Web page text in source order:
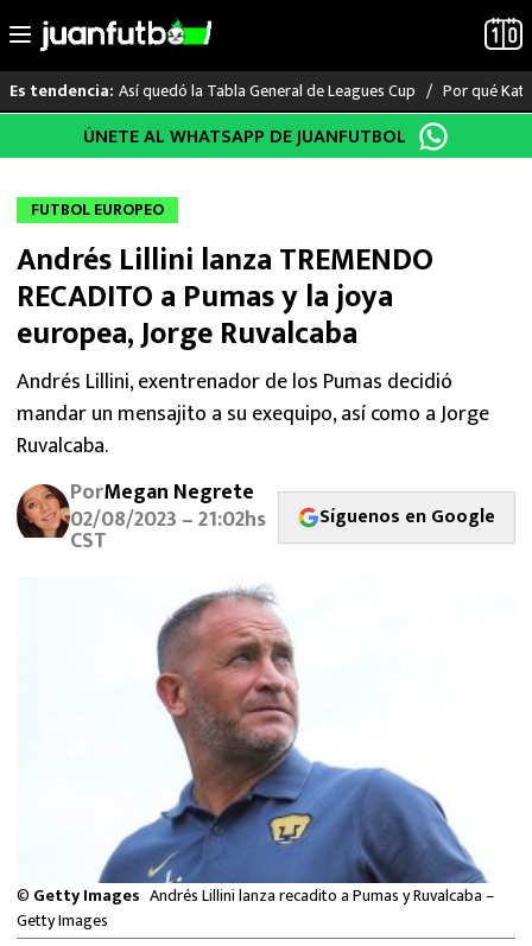
al
Es tendencia: Así quedó la Tabla General de Leagues Cup Por qué
LO ÚLTIMO
LIGA MX
RAYADOS
PUMAS
ATLANTE
SELECCIÓN MEXICANA
FUTBOL INTERNACIONAL
MEXICANOS EN EL EXTRANJERO
ÚNETE AL WHATSAPP DE JUANFUTBOL
FUTBOL EUROPEO
Andrés Lillini lanza TREMENDO
RECADITO a Pumas y la joya
europea, Jorge Ruvalcaba
Andrés Lillini, exentrenador de los Pumas decidió
mandar un mensajito a su exequipo, así como a Jorge
Ruvalcaba.
PorMegan Negrete
02/08/2023 – 21:02hs
CST
Síguenos en Google
© Getty Images Andrés Lillini lanza recadito a Pumas y Ruvalcaba –
Getty Images